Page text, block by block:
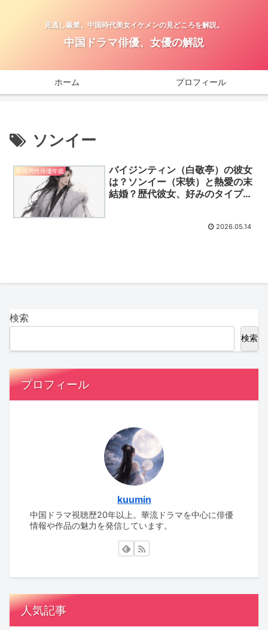
見逃し厳禁。中国時代美女イケメンの見どころを解説。
中国ドラマ俳優、女優の解説
ホーム プロフィール
ソンイー
中国男性俳優年鑑
バイジンティン（白敬亭）の彼女
は？ソンイー（宋轶）と熱愛の末
結婚？歴代彼女、好みのタイプを
2026.05.14
検索
検索
プロフィール
kuumin
中国ドラマ視聴歴20年以上。華流ドラマを中心に俳優
情報や作品の魅力を発信しています。
人気記事